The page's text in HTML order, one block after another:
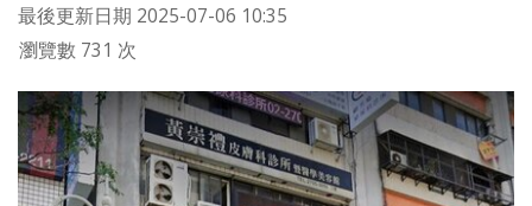
最後更新日期 2025-07-06 10:35
瀏覽數 731 次